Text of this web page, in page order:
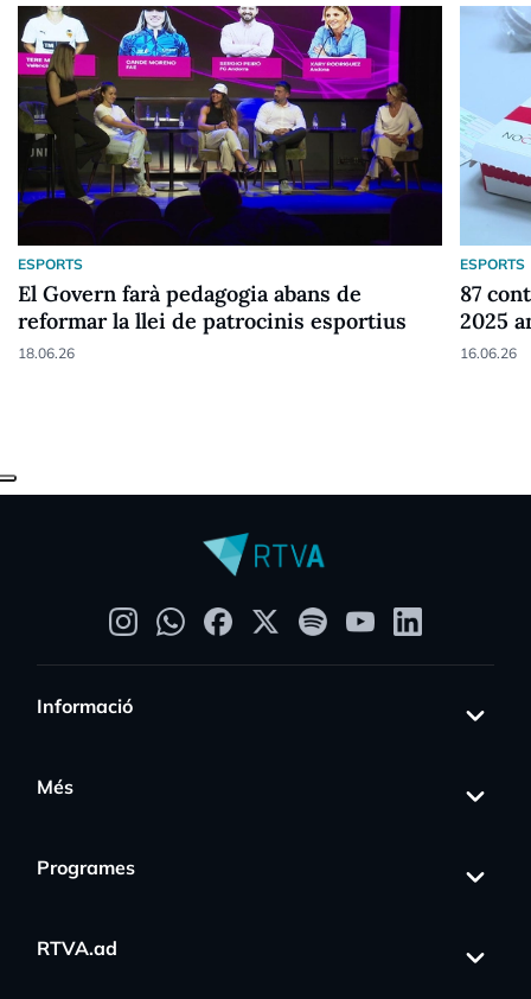
ESPORTS
El Govern farà pedagogia abans de
reformar la llei de patrocinis esportius
18.06.26
ESPORTS
87
2025
16.06.26
Informació
Més
Programes
RTVA.ad